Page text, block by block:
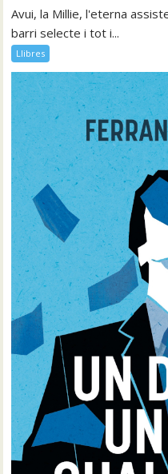
Avui, la Millie, l'eterna
barri selecte i tot i...
Llibres